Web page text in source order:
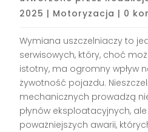
2025 | Motoryzacja | 0
Wymiana uszczelniaczy to
serwisowych, który, choć
istotny, ma ogromny wpływ
żywotność pojazdu.
mechanicznych prowadzą
płynów eksploatacyjnych,
poważniejszych awarii,